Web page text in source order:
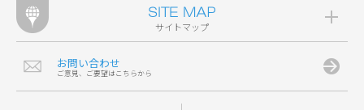
サイトマップ
お問い合わせ
ご意見、ご要望はこちらから